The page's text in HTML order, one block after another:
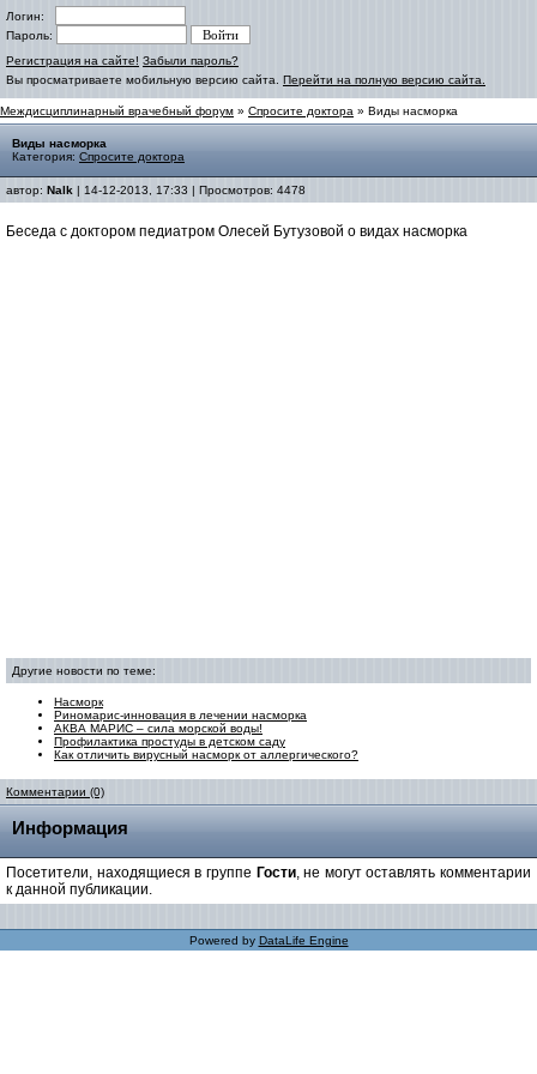
Логин:
Пароль:
Регистрация на сайте! Забыли пароль?
Вы просматриваете мобильную версию сайта. Перейти на полную версию сайта.
Междисциплинарный врачебный форум » Спросите доктора » Виды насморка
Виды насморка
Категория: Спросите доктора
автор: Nalk | 14-12-2013, 17:33 | Просмотров: 4478
Беседа с доктором педиатром Олесей Бутузовой о видах насморка
Другие новости по теме:
Насморк
Риномарис-инновация в лечении насморка
АКВА МАРИС – сила морской воды!
Профилактика простуды в детском саду
Как отличить вирусный насморк от аллергического?
Комментарии (0)
Информация
Посетители, находящиеся в группе Гости, не могут оставлять комментарии
к данной публикации.
Powered by DataLife Engine